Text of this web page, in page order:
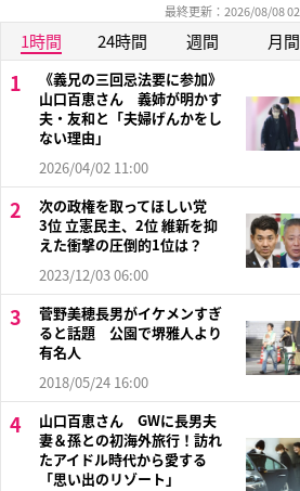
最終更新：2026/08/08
1時間 24時間 週間 月間
《義兄の三回忌法要に参加》
山口百恵さん 義姉が明かす
夫・友和と「夫婦げんかをし
ない理由」
2026/04/02 11:00
次の政権を取ってほしい党
3位 立憲民主、2位 維新を抑
えた衝撃の圧倒的1位は？
2023/12/03 06:00
菅野美穂長男がイケメンすぎ
ると話題 公園で堺雅人より
有名人
2018/05/24 16:00
山口百恵さん GWに長男夫
妻＆孫との初海外旅行！訪れ
たアイドル時代から愛する
「思い出のリゾート」